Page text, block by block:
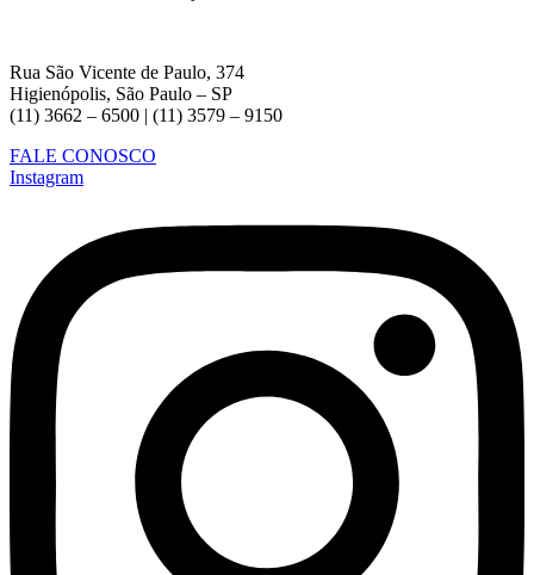
Rua São Vicente de Paulo, 374
Higienópolis, São Paulo – SP
(11) 3662 – 6500 | (11) 3579 – 9150
FALE CONOSCO
Instagram